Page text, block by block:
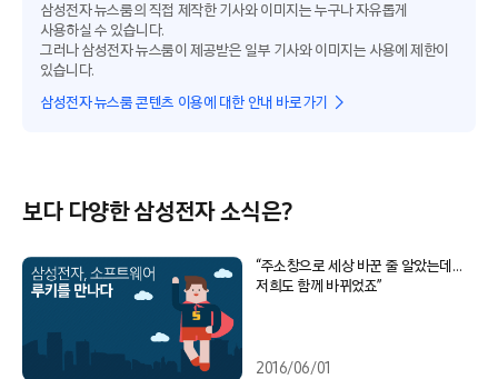
삼성전자 뉴스룸의 직접 제작한 기사와 이미지는 누구나 자유롭게
사용하실 수 있습니다.
그러나 삼성전자 뉴스룸이 제공받은 일부 기사와 이미지는 사용에 제한이
있습니다.
삼성전자 뉴스룸 콘텐츠 이용에 대한 안내 바로가기
보다 다양한 삼성전자 소식은?
“주소창으로 세상 바꾼 줄 알았는데…
저희도 함께 바뀌었죠”
2016/06/01